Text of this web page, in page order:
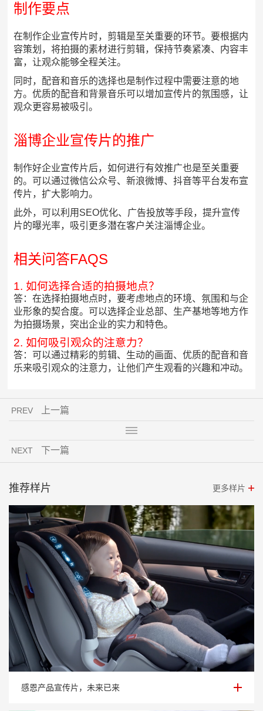
制作要点
在制作企业宣传片时，剪辑是至关重要的环节。要根据内
容策划，将拍摄的素材进行剪辑，保持节奏紧凑、内容丰
富，让观众能够全程关注。
同时，配音和音乐的选择也是制作过程中需要注意的地
方。优质的配音和背景音乐可以增加宣传片的氛围感，让
观众更容易被吸引。
淄博企业宣传片的推广
制作好企业宣传片后，如何进行有效推广也是至关重要
的。可以通过微信公众号、新浪微博、抖音等平台发布宣
传片，扩大影响力。
此外，可以利用SEO优化、广告投放等手段，提升宣传
片的曝光率，吸引更多潜在客户关注淄博企业。
相关问答FAQS
1. 如何选择合适的拍摄地点？
答：在选择拍摄地点时，要考虑地点的环境、氛围和与企
业形象的契合度。可以选择企业总部、生产基地等地方作
为拍摄场景，突出企业的实力和特色。
2. 如何吸引观众的注意力？
答：可以通过精彩的剪辑、生动的画面、优质的配音和音
乐来吸引观众的注意力，让他们产生观看的兴趣和冲动。
PREV 上一篇
NEXT 下一篇
推荐样片 更多样片
感恩产品宣传片，未来已来
感恩产品宣传片，未来已来